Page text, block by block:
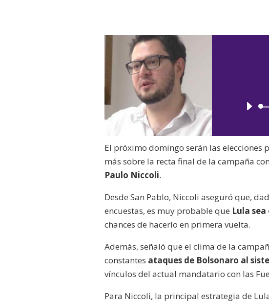
El próximo domingo serán las elecciones
más sobre la recta final de la campaña
Paulo Niccoli.
Desde San Pablo, Niccoli aseguró que,
encuestas, es muy probable que Lula
chances de hacerlo en primera vuelta.
Además, señaló que el clima de la
constantes ataques de Bolsonaro al
vínculos del actual mandatario con las
Para Niccoli, la principal estrategia de